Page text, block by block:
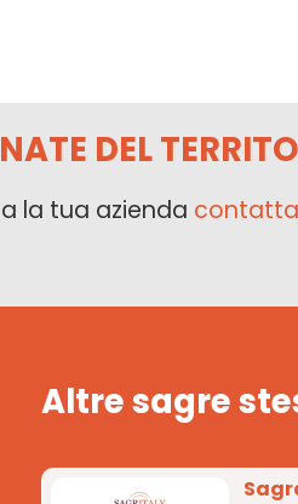
DEL
la tua azienda
Altre sagre